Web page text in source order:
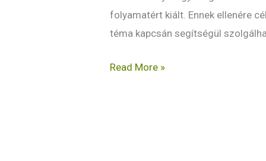
folyamatért kiált. Ennek ellenére
téma kapcsán segítségül
Read More »